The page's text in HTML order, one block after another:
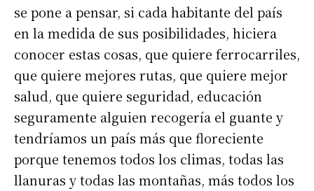
Suscribirme gratis
Dirección de correo electrónico*
se pone a pensar, si cada habitante del país
en la medida de sus posibilidades, hiciera
conocer estas cosas, que quiere ferrocarriles,
que quiere mejores rutas, que quiere mejor
salud, que quiere seguridad, educación
seguramente alguien recogería el guante y
tendríamos un país más que floreciente
porque tenemos todos los climas, todas las
llanuras y todas las montañas, más todos los